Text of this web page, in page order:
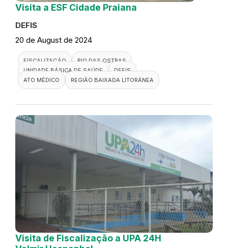
Visita a ESF Cidade Praiana
DEFIS
20 de August de 2024
FISCALIZAÇÃO
RIO DAS OSTRAS
UNIDADE BÁSICA DE SAÚDE
DEFIS
ATO MÉDICO
REGIÃO BAIXADA LITORÂNEA
Visita de Fiscalização a UPA 24H